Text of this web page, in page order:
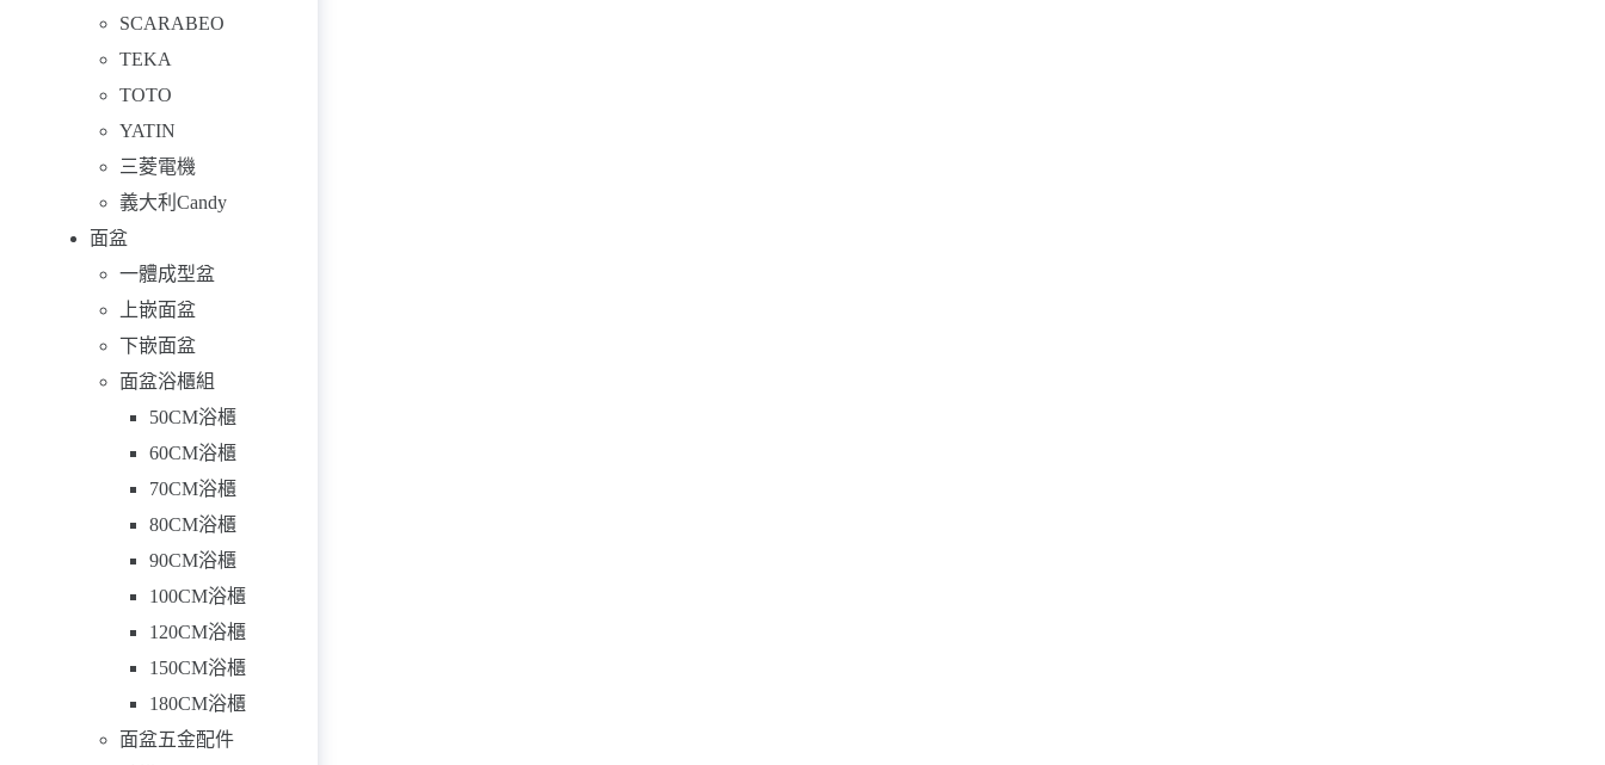
SCARABEO
TEKA
TOTO
YATIN
三菱電機
義大利Candy
面盆
一體成型盆
上嵌面盆
下嵌面盆
面盆浴櫃組
50CM浴櫃
60CM浴櫃
70CM浴櫃
80CM浴櫃
90CM浴櫃
100CM浴櫃
120CM浴櫃
150CM浴櫃
180CM浴櫃
面盆五金配件